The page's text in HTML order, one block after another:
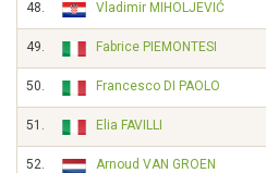
48. Vladimir MIHOLJEVIĆ
49. Fabrice PIEMONTESI
50. Francesco DI PAOLO
51. Elia FAVILLI
52. Arnoud VAN GROEN